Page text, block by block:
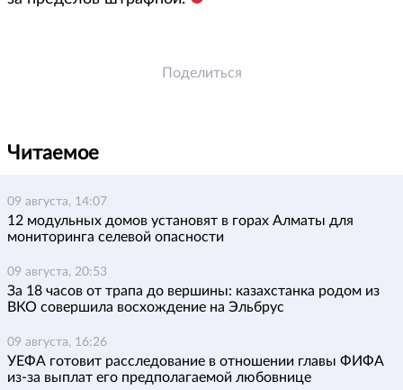
Поделиться
Читаемое
09 августа, 14:07
12 модульных домов установят в горах Алматы для
мониторинга селевой опасности
09 августа, 20:53
За 18 часов от трапа до вершины: казахстанка родом из
ВКО совершила восхождение на Эльбрус
09 августа, 16:26
УЕФА готовит расследование в отношении главы ФИФА
из-за выплат его предполагаемой любовнице